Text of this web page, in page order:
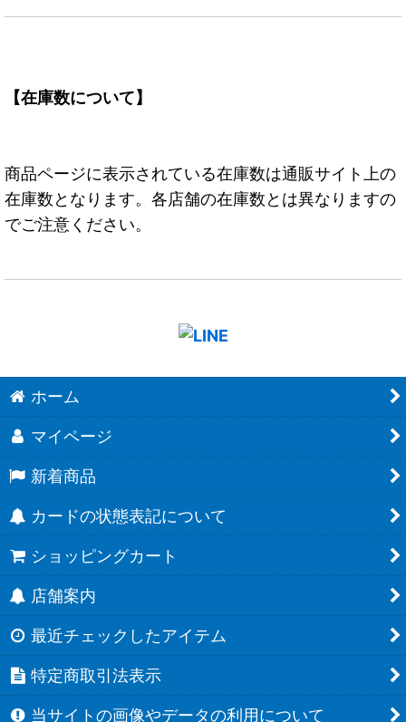
【在庫数について】
商品ページに表示されている在庫数は通販サイト上の
在庫数となります。各店舗の在庫数とは異なりますの
でご注意ください。
ホーム
マイページ
新着商品
カードの状態表記について
ショッピングカート
店舗案内
最近チェックしたアイテム
特定商取引法表示
当サイトの画像やデータの利用について